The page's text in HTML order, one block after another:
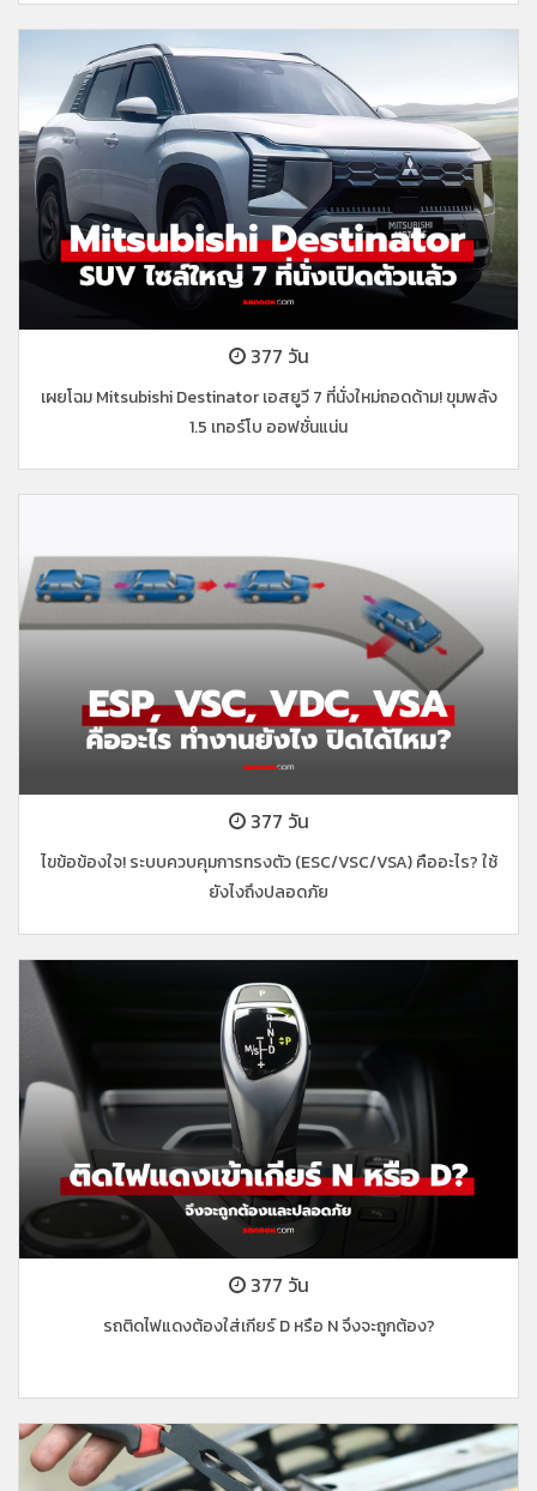
377 วัน
เผยโฉม Mitsubishi Destinator เอสยูวี 7 ที่นั่งใหม่ถอดด้าม! ขุมพลัง
1.5 เทอร์โบ ออฟชั่นแน่น
377 วัน
ไขข้อข้องใจ! ระบบควบคุมการทรงตัว (ESC/VSC/VSA) คืออะไร? ใช้
ยังไงถึงปลอดภัย
377 วัน
รถติดไฟแดงต้องใส่เกียร์ D หรือ N จึงจะถูกต้อง?